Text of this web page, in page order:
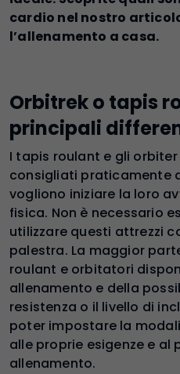
cardio nel nostro
l’allenamento a casa.
Orbitrek o tapis
principali
I tapis roulant e gli
consigliati praticamente
vogliono iniziare la loro
fisica. Non è necessario
utilizzare questi attrezzi
palestra. La maggior
roulant e orbitatori
allenamento e della
resistenza o il livello di
poter impostare la
alle proprie esigenze e al
allenamento.